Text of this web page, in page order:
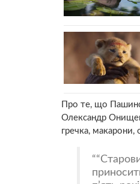
Про те, що
Олександр
гречка, макарони,